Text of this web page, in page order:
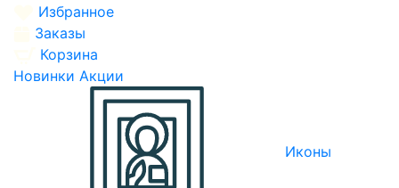
Избранное
Заказы
Корзина
Новинки Акции
Иконы